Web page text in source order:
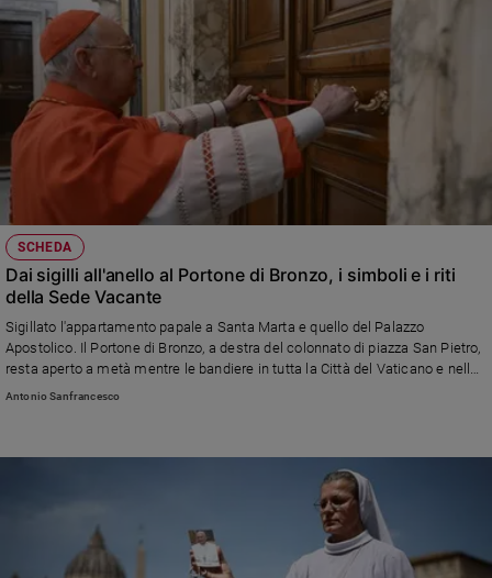
valore
Caso
della
settimana
Diversità
Costume
Cultura
spettacoli
Sanremo
2026
SCHEDA
Dai sigilli all'anello al Portone di Bronzo, i simboli e i riti
della Sede Vacante
Sigillato l'appartamento papale a Santa Marta e quello del Palazzo
Apostolico. Il Portone di Bronzo, a destra del colonnato di piazza San Pietro,
resta aperto a metà mentre le bandiere in tutta la Città del Vaticano e nelle
Nunziature restano a mezz'asta
Antonio Sanfrancesco